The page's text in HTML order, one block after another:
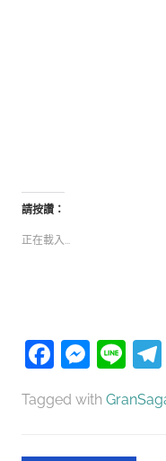
請按讚：
正在載入...
Tagged with